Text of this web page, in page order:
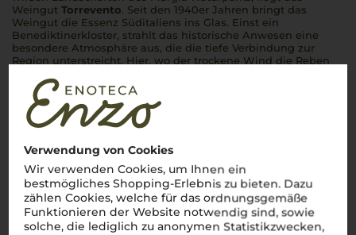
Verwendung von Cookies
Wir verwenden Cookies, um Ihnen ein
bestmögliches Shopping-Erlebnis zu bieten. Dazu
zählen Cookies, welche für das ordnungsgemäße
Funktionieren der Website notwendig sind, sowie
solche, die lediglich zu anonymen Statistikzwecken,
Weingut Torrevento. Seit den 1940er Jahren bringt das
Weingut die Essenz Süditaliens ins Glas. Einst ein
Benediktinerkloster, strahlt das historische Anwesen eine
besondere Atmosphäre aus, die die tiefe Verbindung zur
Region unterstreicht. Hier, wo der trockene Wind die Reben
undPrimitivo . Mit einer klaren Philosophie der Nachhaltigkeit
und Leidenschaft für das Handwerk entstehen bei
Torrevento Weine, die den einzigartigen Geschmack
Apuliens verkörpern – kraftvoll, charakterstark und immer